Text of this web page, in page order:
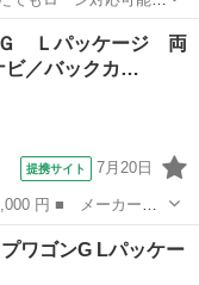
２、パートを
された方やローンが
Ｇ Ｌパッケージ 両
ビ／バックカ…
提携サイト 7月20日
グレード名： Ｇ
ックカメラ／ＥＴＣ
ワゴンG Lパッケー